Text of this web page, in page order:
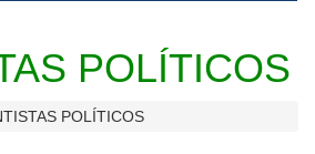
POLÍTICOS
POLÍTICOS